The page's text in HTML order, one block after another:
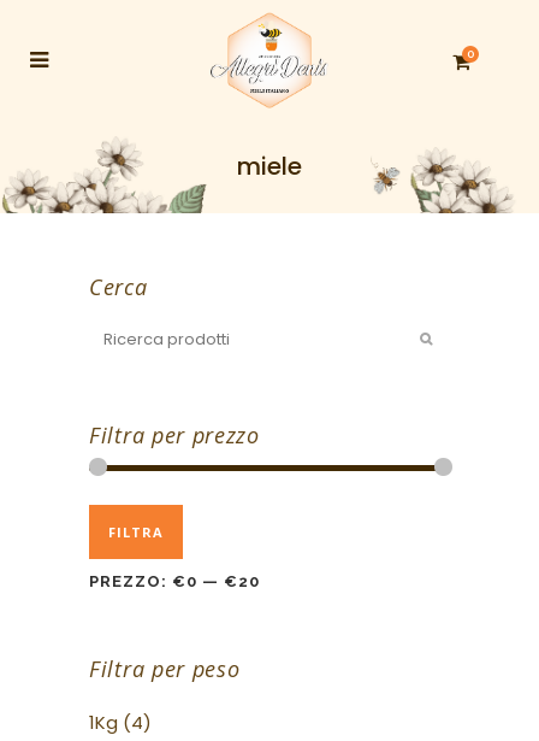
0
miele
Cerca
Filtra per prezzo
FILTRA
PREZZO: €0 — €20
Filtra per peso
1Kg (4)